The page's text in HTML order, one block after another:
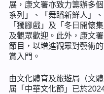
展，康文署亦致力籌辦多
系列」、「舞蹈新鮮人」
「獨腳戲」及「冬日開懷
及觀眾歡迎。此外，康文
節目，以增進觀眾對藝術
賞入門。
由文化體育及旅遊局（文
屆「中華文化節」已於